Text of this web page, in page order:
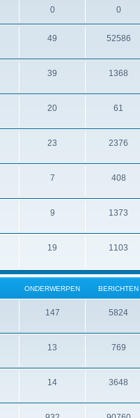
0 0
49 52586
39 1368
20 61
23 2376
7 408
9 1373
19 1103
ONDERWERPEN BERICHTEN
147 5824
13 769
14 3648